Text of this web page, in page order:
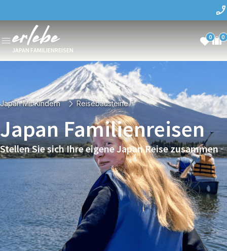
JAPAN FAMILIENREISEN
0 0
Japan Mit Kindern Reisebausteine
Japan Familienreisen
Stellen Sie sich Ihre eigene Japan Reise zusammen